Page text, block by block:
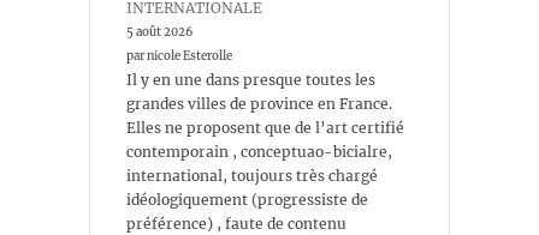
INTERNATIONALE
5 août 2026
par nicole Esterolle
Il y en une dans presque toutes les
grandes villes de province en France.
Elles ne proposent que de l’art certifié
contemporain , conceptuao-bicialre,
international, toujours très chargé
idéologiquement (progressiste de
préférence) , faute de contenu